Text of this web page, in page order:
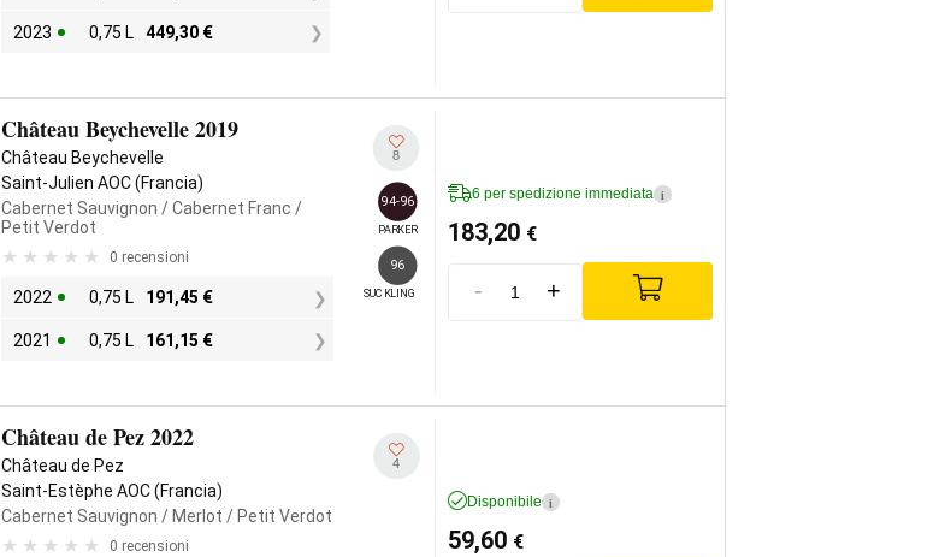
2023 0,75 L 449,30 €
Château Beychevelle 2019
Château Beychevelle
Saint-Julien AOC (Francia)
Cabernet Sauvignon / Cabernet Franc /
Petit Verdot
0 recensioni
2022 0,75 L 191,45 €
2021 0,75 L 161,15 €
8
94-96
PARKER
96
SUCKLING
6 per spedizione immediata i
183,20 €
- +
Château de Pez 2022
Château de Pez
Saint-Estèphe AOC (Francia)
Cabernet Sauvignon / Merlot / Petit Verdot
0 recensioni
4
Disponibile i
59,60 €